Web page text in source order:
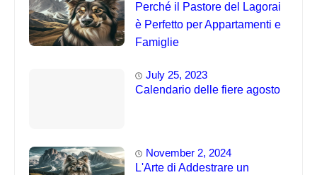
Perché il Pastore del Lagorai
è Perfetto per Appartamenti e
Famiglie
July 25, 2023
Calendario delle fiere agosto
November 2, 2024
L'Arte di Addestrare un